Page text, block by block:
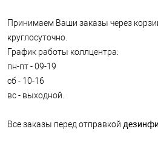
Принимаем Ваши заказы через
круглосуточно.
График работы коллцентра:
пн-пт - 09-19
сб - 10-16
вс - выходной.
Все заказы перед отправкой